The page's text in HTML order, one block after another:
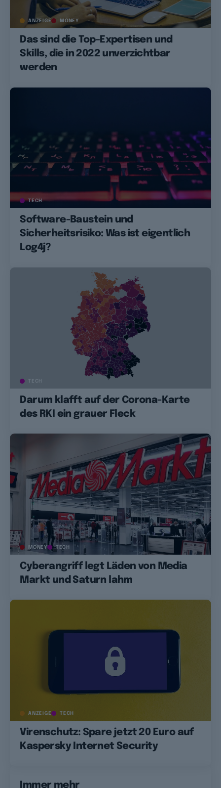
ANZEIGE MONEY
Das sind die Top-Expertisen und
Skills, die in 2022 unverzichtbar
werden
TECH
Software-Baustein und
Sicherheitsrisiko: Was ist eigentlich
Log4j?
TECH
Darum klafft auf der Corona-Karte
des RKI ein grauer Fleck
MONEY TECH
Cyberangriff legt Läden von Media
Markt und Saturn lahm
ANZEIGE TECH
Virenschutz: Spare jetzt 20 Euro auf
Kaspersky Internet Security
Immer mehr